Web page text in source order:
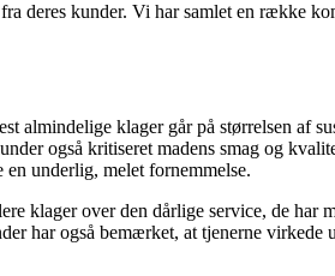
deres kunder. Vi har samlet en række
almindelige klager går på størrelsen af
også kritiseret madens smag og
underlig, melet fornemmelse.
klager over den dårlige service, de
har også bemærket, at tjenerne